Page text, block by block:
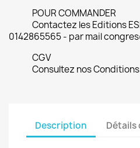
POUR COMMANDER
Contactez les Editions
0142865565 - par mail
CGV
Consultez nos
Description